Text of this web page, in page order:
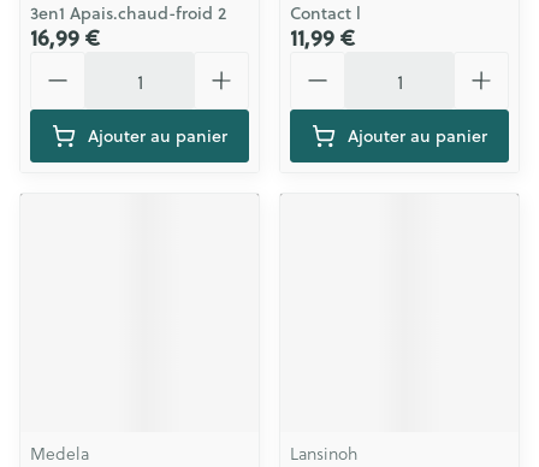
3en1 Apais.chaud-froid 2
16,99 €
Ajouter au panier
Contact l
11,99 €
Ajouter au panier
Medela Lansinoh